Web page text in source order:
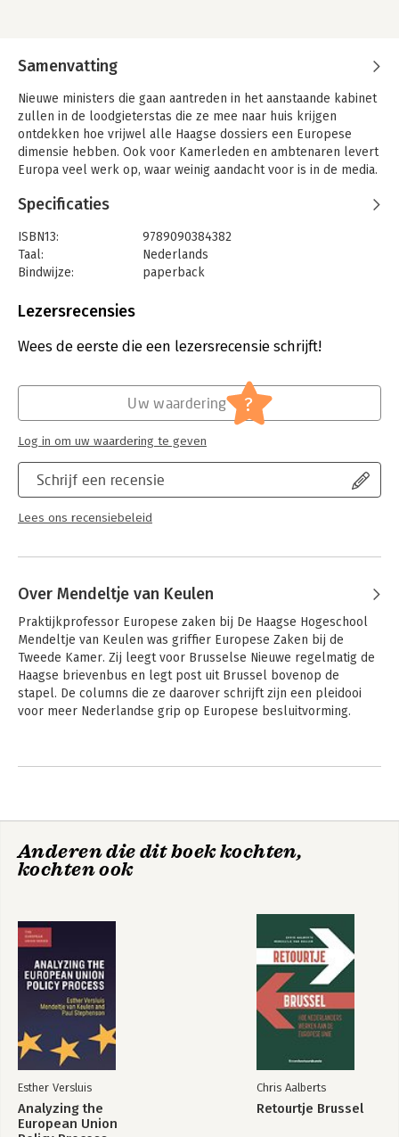
Samenvatting
Nieuwe ministers die gaan aantreden in het aanstaande kabinet
zullen in de loodgieterstas die ze mee naar huis krijgen
ontdekken hoe vrijwel alle Haagse dossiers een Europese
dimensie hebben. Ook voor Kamerleden en ambtenaren levert
Europa veel werk op, waar weinig aandacht voor is in de media.
De columnbundel ‘Post uit Brussel’ geeft een kijkje achter de
schermen bij de Nederlandse raderen die gaan draaien als er
Europese plannen op de mat van de Eerste en Tweede Kamer
vallen en laat zien hoe Nederlanders deze Brusselse
Specificaties
ISBN13:
9789090384382
Taal:
Nederlands
Bindwijze:
paperback
Uitgever:
Verschijningsdatum:
29-12-2025
Mens en maatschappij
Lezersrecensies
Wees de eerste die een lezersrecensie schrijft!
Schrijf een recensie
Lees ons recensiebeleid
Uw waardering ?
Log in om uw waardering te geven
Over Mendeltje van Keulen
Praktijkprofessor Europese zaken bij De Haagse Hogeschool
Mendeltje van Keulen was griffier Europese Zaken bij de
Tweede Kamer. Zij leegt voor Brusselse Nieuwe regelmatig de
Haagse brievenbus en legt post uit Brussel bovenop de
stapel. De columns die ze daarover schrijft zijn een pleidooi
voor meer Nederlandse grip op Europese besluitvorming.
Andere boeken door Mendeltje van
Retourtje Brussel
Wat doen ze daar
eigenlijk?
Anderen die dit boek kochten,
kochten ook
Esther Versluis
Analyzing the
European Union
Chris Aalberts
Retourtje Brussel